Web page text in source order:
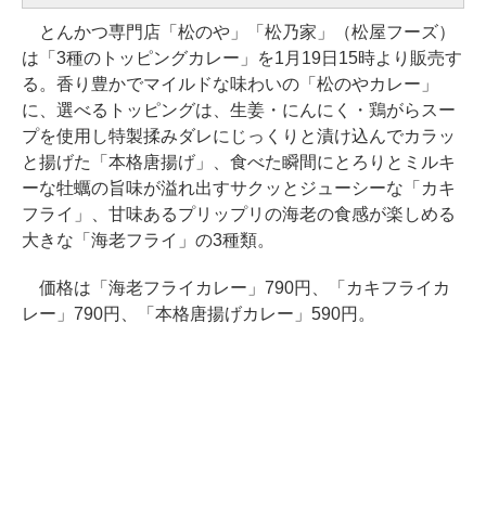
とんかつ専門店「松のや」「松乃家」（松屋フーズ）
は「3種のトッピングカレー」を1月19日15時より販売す
る。香り豊かでマイルドな味わいの「松のやカレー」
に、選べるトッピングは、生姜・にんにく・鶏がらスー
プを使用し特製揉みダレにじっくりと漬け込んでカラッ
と揚げた「本格唐揚げ」、食べた瞬間にとろりとミルキ
ーな牡蠣の旨味が溢れ出すサクッとジューシーな「カキ
フライ」、甘味あるプリップリの海老の食感が楽しめる
大きな「海老フライ」の3種類。
価格は「海老フライカレー」790円、「カキフライカ
レー」790円、「本格唐揚げカレー」590円。